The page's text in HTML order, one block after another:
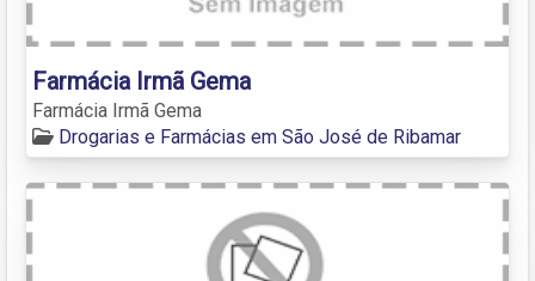
Farmácia Irmã Gema
Farmácia Irmã Gema
Drogarias e Farmácias em São José de Ribamar